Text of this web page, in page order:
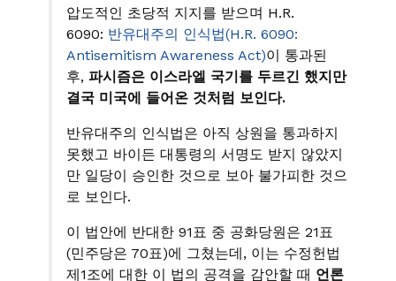
압도적인 초당적 지지를 받으며 H.R.
6090: 반유대주의 인식법(H.R. 6090:
Antisemitism Awareness Act)이 통과된
후, 파시즘은 이스라엘 국기를 두르긴 했지만
결국 미국에 들어온 것처럼 보인다.
반유대주의 인식법은 아직 상원을 통과하지
못했고 바이든 대통령의 서명도 받지 않았지
만 일당이 승인한 것으로 보아 불가피한 것으
로 보인다.
이 법안에 반대한 91표 중 공화당원은 21표
(민주당은 70표)에 그쳤는데, 이는 수정헌법
제1조에 대한 이 법의 공격을 감안할 때 언론